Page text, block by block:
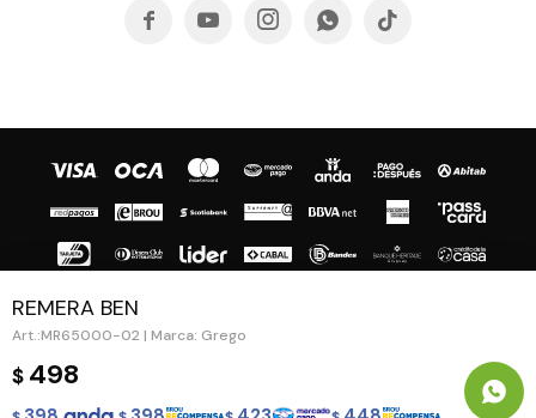
REMERA BEN
MR65000-02 | Marca: Grego
$ 498
    